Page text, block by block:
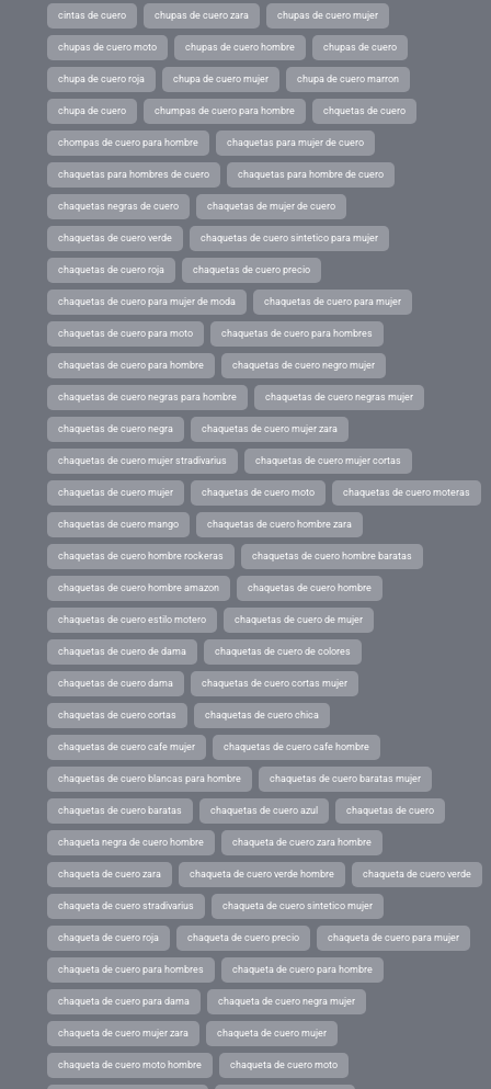
cintas de cuero chupas de cuero zara chupas de cuero mujer
chupas de cuero moto chupas de cuero hombre chupas de cuero
chupa de cuero roja chupa de cuero mujer chupa de cuero marron
chupa de cuero chumpas de cuero para hombre chquetas de cuero
chompas de cuero para hombre chaquetas para mujer de cuero
chaquetas para hombres de cuero chaquetas para hombre de cuero
chaquetas negras de cuero chaquetas de mujer de cuero
chaquetas de cuero verde chaquetas de cuero sintetico para mujer
chaquetas de cuero roja chaquetas de cuero precio
chaquetas de cuero para mujer de moda chaquetas de cuero para mujer
chaquetas de cuero para moto chaquetas de cuero para hombres
chaquetas de cuero para hombre chaquetas de cuero negro mujer
chaquetas de cuero negras para hombre chaquetas de cuero negras mujer
chaquetas de cuero negra chaquetas de cuero mujer zara
chaquetas de cuero mujer stradivarius chaquetas de cuero mujer cortas
chaquetas de cuero mujer chaquetas de cuero moto chaquetas de cuero moteras
chaquetas de cuero mango chaquetas de cuero hombre zara
chaquetas de cuero hombre rockeras chaquetas de cuero hombre baratas
chaquetas de cuero hombre amazon chaquetas de cuero hombre
chaquetas de cuero estilo motero chaquetas de cuero de mujer
chaquetas de cuero de dama chaquetas de cuero de colores
chaquetas de cuero dama chaquetas de cuero cortas mujer
chaquetas de cuero cortas chaquetas de cuero chica
chaquetas de cuero cafe mujer chaquetas de cuero cafe hombre
chaquetas de cuero blancas para hombre chaquetas de cuero baratas mujer
chaquetas de cuero baratas chaquetas de cuero azul chaquetas de cuero
chaqueta negra de cuero hombre chaqueta de cuero zara hombre
chaqueta de cuero zara chaqueta de cuero verde hombre chaqueta de cuero verde
chaqueta de cuero stradivarius chaqueta de cuero sintetico mujer
chaqueta de cuero roja chaqueta de cuero precio chaqueta de cuero para mujer
chaqueta de cuero para hombres chaqueta de cuero para hombre
chaqueta de cuero para dama chaqueta de cuero negra mujer
chaqueta de cuero mujer zara chaqueta de cuero mujer
chaqueta de cuero moto hombre chaqueta de cuero moto